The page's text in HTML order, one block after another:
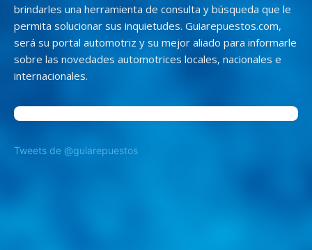
brindarles una herramienta de consulta y búsqueda que le
permita solucionar sus inquietudes. Guiarepuestos.com,
será su portal automotriz y su mejor aliado para informarle
sobre las novedades automotrices locales, nacionales e
internacionales.
Tweets de @guiarepuestos